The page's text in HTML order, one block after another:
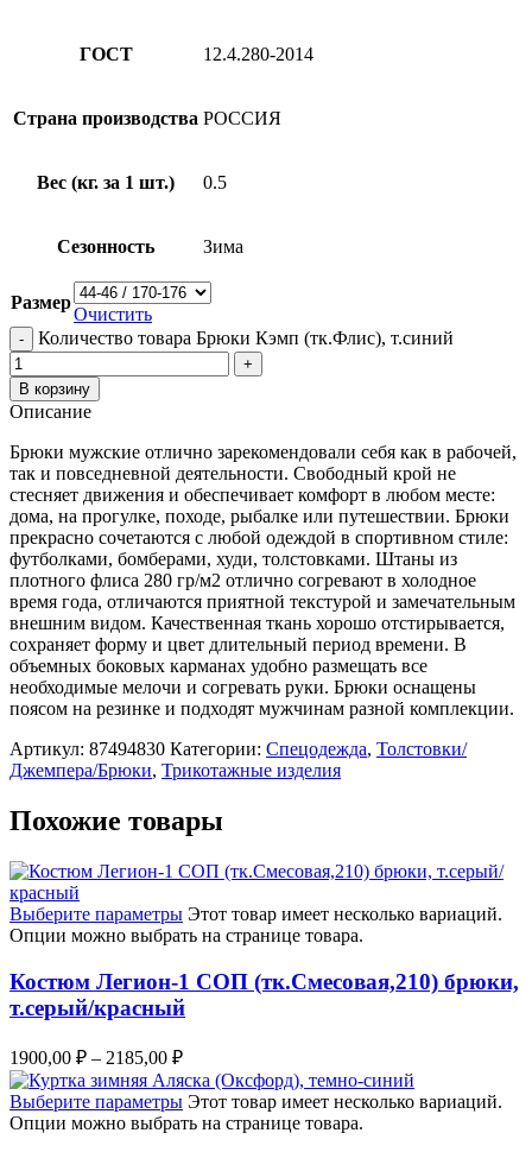
ГОСТ 12.4.280-2014
Страна производства РОССИЯ
Вес (кг. за 1 шт.) 0.5
Сезонность Зима
Размер
Очистить
Количество товара Брюки Кэмп (тк.Флис), т.синий
В корзину
Описание
Брюки мужские отлично зарекомендовали себя как в рабочей,
так и повседневной деятельности. Свободный крой не
стесняет движения и обеспечивает комфорт в любом месте:
дома, на прогулке, походе, рыбалке или путешествии. Брюки
прекрасно сочетаются с любой одеждой в спортивном стиле:
футболками, бомберами, худи, толстовками. Штаны из
плотного флиса 280 гр/м2 отлично согревают в холодное
время года, отличаются приятной текстурой и замечательным
внешним видом. Качественная ткань хорошо отстирывается,
сохраняет форму и цвет длительный период времени. В
объемных боковых карманах удобно размещать все
необходимые мелочи и согревать руки. Брюки оснащены
поясом на резинке и подходят мужчинам разной комплекции.
Артикул: 87494830 Категории: Спецодежда, Толстовки/
Джемпера/Брюки, Трикотажные изделия
Похожие товары
Выберите параметры Этот товар имеет несколько вариаций.
Опции можно выбрать на странице товара.
Костюм Легион-1 СОП (тк.Смесовая,210) брюки,
т.серый/красный
1900,00 ₽ – 2185,00 ₽
Выберите параметры Этот товар имеет несколько вариаций.
Опции можно выбрать на странице товара.